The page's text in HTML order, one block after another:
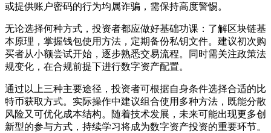
或提供账户密码的行为均属诈骗，需保持高度警惕。
无论选择何种方式，投资者都应做好基础功课：了解区块链基
本原理，掌握钱包使用方法，定期备份私钥文件。建议初次购
买者从小额尝试开始，逐步熟悉交易流程。同时需关注政策法
规变化，在合规前提下进行数字资产配置。
通过以上三种主要途径，投资者可根据自身条件选择合适的比
特币获取方式。实际操作中建议组合使用多种方法，既能分散
风险又可优化成本结构。随着技术发展，未来可能出现更多创
新型的参与方式，持续学习将成为数字资产投资的重要环节。